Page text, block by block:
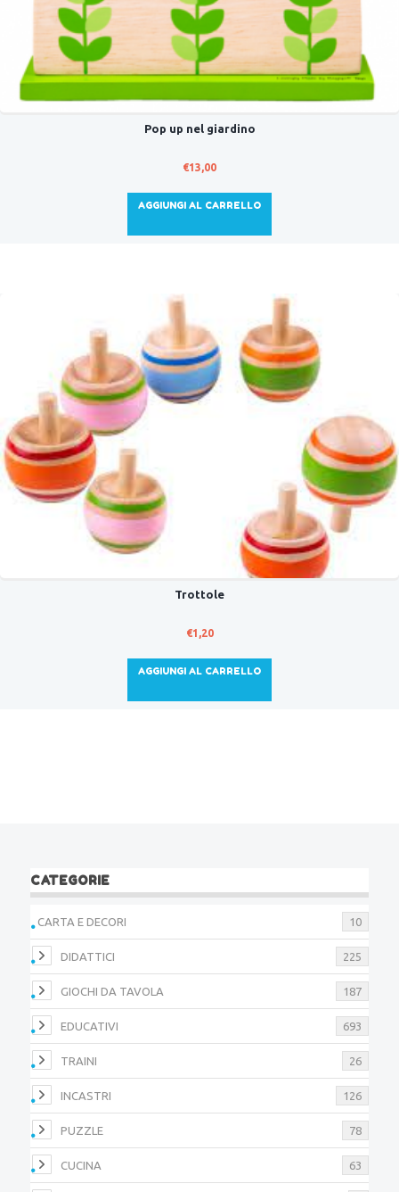
Pop up nel giardino
€13,00
AGGIUNGI AL CARRELLO
Trottole
€1,20
AGGIUNGI AL CARRELLO
CATEGORIE
CARTA E DECORI 10
DIDATTICI 225
GIOCHI DA TAVOLA 187
EDUCATIVI 693
TRAINI 26
INCASTRI 126
PUZZLE 78
CUCINA 63